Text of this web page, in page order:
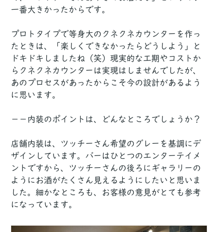
一番大きかったからです。
プロトタイプで等身大のクネクネカウンターを作っ
たときは、「楽しくできなかったらどうしよう」と
ドキドキしましたね（笑）現実的な工期やコストか
らクネクネカウンターは実現はしませんでしたが、
あのプロセスがあったからこそ今の設計があるよう
に思います。
－－内装のポイントは、どんなところでしょうか？
店舗内装は、ツッチーさん希望のグレーを基調にデ
ザインしています。バーはひとつのエンターテイメ
ントですから、ツッチーさんの後ろにギャラリーの
ようにお酒がたくさん見えるようにしたいと思いま
した。細かなところも、お客様の意見がとても参考
になっています。